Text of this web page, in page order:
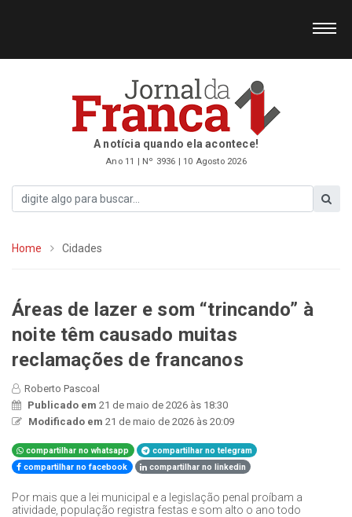
A notícia quando ela acontece!
Ano 11 | Nº 3936 | 10 Agosto 2026
Home Cidades
Áreas de lazer e som “trincando” à
noite têm causado muitas
reclamações de francanos
Roberto Pascoal
Publicado em 21 de maio de 2026 às 18:30
Modificado em 21 de maio de 2026 às 20:09
compartilhar no whatsapp
compartilhar no telegram
compartilhar no facebook
compartilhar no linkedin
Por mais que a lei municipal e a legislação penal proíbam a
atividade, população registra festas e som alto o ano todo